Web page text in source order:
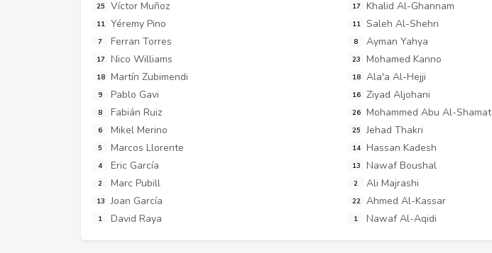
25 Víctor Muñoz
11 Yéremy Pino
7 Ferran Torres
17 Nico Williams
18 Martín Zubimendi
9 Pablo Gavi
8 Fabián Ruiz
6 Mikel Merino
5 Marcos Llorente
4 Eric García
2 Marc Pubill
13 Joan García
1 David Raya
17 Khalid Al-Ghannam
11 Saleh Al-Shehri
8 Ayman Yahya
23 Mohamed Kanno
18 Ala'a Al-Hejji
16 Ziyad Aljohani
26 Mohammed Abu Al-Shamat
25 Jehad Thakri
14 Hassan Kadesh
13 Nawaf Boushal
2 Ali Majrashi
22 Ahmed Al-Kassar
1 Nawaf Al-Aqidi